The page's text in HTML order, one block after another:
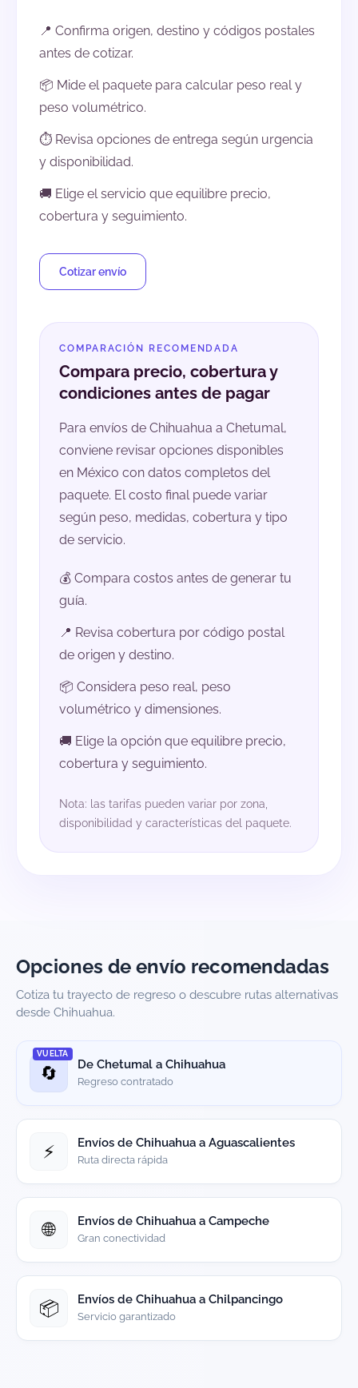
📍 Confirma origen, destino y códigos postales
antes de cotizar.
📦 Mide el paquete para calcular peso real y
peso volumétrico.
⏱️ Revisa opciones de entrega según urgencia
y disponibilidad.
🚚 Elige el servicio que equilibre precio,
cobertura y seguimiento.
Cotizar envío
COMPARACIÓN RECOMENDADA
Compara precio, cobertura y
condiciones antes de pagar
Para envíos de Chihuahua a Chetumal,
conviene revisar opciones disponibles
en México con datos completos del
paquete. El costo final puede variar
según peso, medidas, cobertura y tipo
de servicio.
💰 Compara costos antes de generar tu
guía.
📍 Revisa cobertura por código postal
de origen y destino.
📦 Considera peso real, peso
volumétrico y dimensiones.
🚚 Elige la opción que equilibre precio,
cobertura y seguimiento.
Nota: las tarifas pueden variar por zona,
disponibilidad y características del paquete.
Opciones de envío recomendadas
Cotiza tu trayecto de regreso o descubre rutas alternativas
desde Chihuahua.
🔄
VUELTA
De Chetumal a Chihuahua
Regreso contratado
⚡ Envíos de Chihuahua a Aguascalientes
Ruta directa rápida
🌐 Envíos de Chihuahua a Campeche
Gran conectividad
📦 Envíos de Chihuahua a Chilpancingo
Servicio garantizado